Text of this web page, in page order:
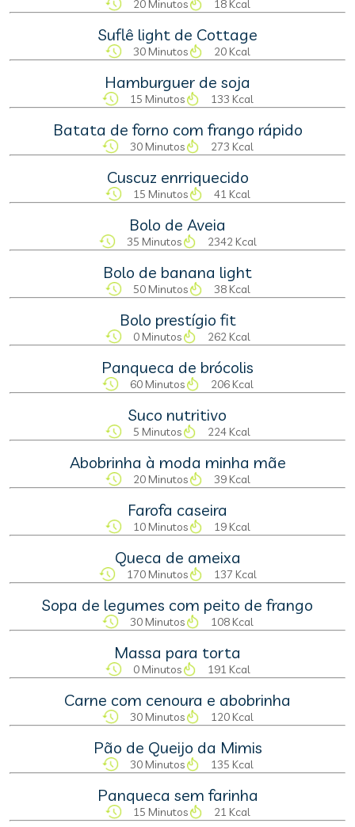
20 Minutos 18 Kcal
Suflê light de Cottage
30 Minutos 20 Kcal
Hamburguer de soja
15 Minutos 133 Kcal
Batata de forno com frango rápido
30 Minutos 273 Kcal
Cuscuz enrriquecido
15 Minutos 41 Kcal
Bolo de Aveia
35 Minutos 2342 Kcal
Bolo de banana light
50 Minutos 38 Kcal
Bolo prestígio fit
0 Minutos 262 Kcal
Panqueca de brócolis
60 Minutos 206 Kcal
Suco nutritivo
5 Minutos 224 Kcal
Abobrinha à moda minha mãe
20 Minutos 39 Kcal
Farofa caseira
10 Minutos 19 Kcal
Queca de ameixa
170 Minutos 137 Kcal
Sopa de legumes com peito de frango
30 Minutos 108 Kcal
Massa para torta
0 Minutos 191 Kcal
Carne com cenoura e abobrinha
30 Minutos 120 Kcal
Pão de Queijo da Mimis
30 Minutos 135 Kcal
Panqueca sem farinha
15 Minutos 21 Kcal